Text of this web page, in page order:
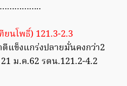
นโพธิ์) 121.3-2.3
ตีแข็งแกร่งปลายมั่นคงกว่า2
ม.ค.62 รดน.121.2-4.2